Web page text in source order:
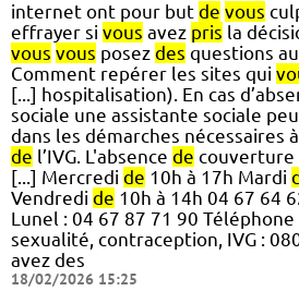
internet ont pour but de vous
effrayer si vous avez pris la
vous vous posez des questions
Comment repérer les sites qui
[...] hospitalisation). En cas
sociale une assistante sociale
dans les démarches nécessaires
de l’IVG. L'absence de couverture
[...] Mercredi de 10h à 17h Mardi
Vendredi de 10h à 14h 04 67 64
Lunel : 04 67 87 71 90
sexualité, contraception, IVG :
avez des
18/02/2026 15:25